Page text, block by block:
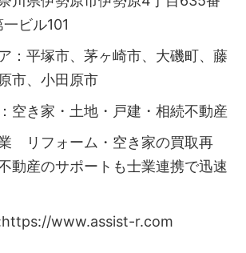
ビル101
：平塚市、茅ヶ崎市、大磯町、藤
市、小田原市
空き家・土地・戸建・相続不動産
リフォーム・空き家の買取再
産のサポートも士業連携で迅速
www.assist-r.com